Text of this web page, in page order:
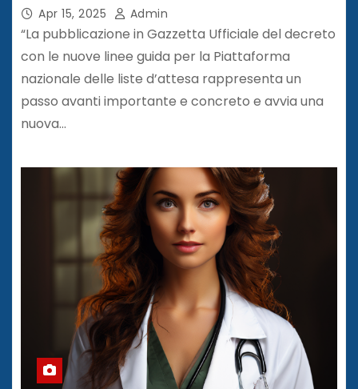
Apr 15, 2025 Admin
“La pubblicazione in Gazzetta Ufficiale del decreto
con le nuove linee guida per la Piattaforma
nazionale delle liste d’attesa rappresenta un
passo avanti importante e concreto e avvia una
nuova…